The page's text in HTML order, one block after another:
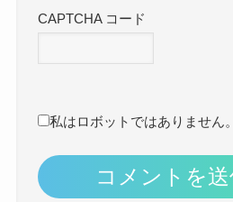
CAPTCHA コード
私はロボットではありません。